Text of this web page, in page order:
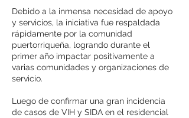
Debido a la inmensa necesidad de apoyo
y servicios, la iniciativa fue respaldada
rápidamente por la comunidad
puertorriqueña, logrando durante el
primer año impactar positivamente a
varias comunidades y organizaciones de
servicio.
Luego de confirmar una gran incidencia
de casos de VIH y SIDA en el residencial